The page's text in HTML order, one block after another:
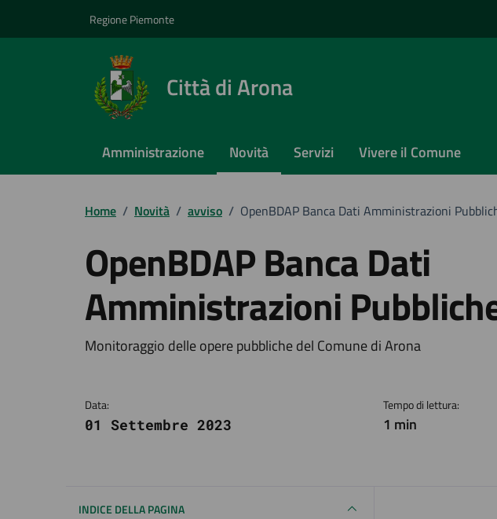
Regione Piemonte
Città di Arona
Amministrazione Novità Servizi Vivere il Comune
Home / Novità / avviso / OpenBDAP Banca Dati Amministrazioni
OpenBDAP Banca Dati
Amministrazioni
Dettagli della notizia
Monitoraggio delle opere pubbliche del Comune di Arona
Data:
01 Settembre 2023
Tempo di lettura:
1 min
INDICE DELLA PAGINA